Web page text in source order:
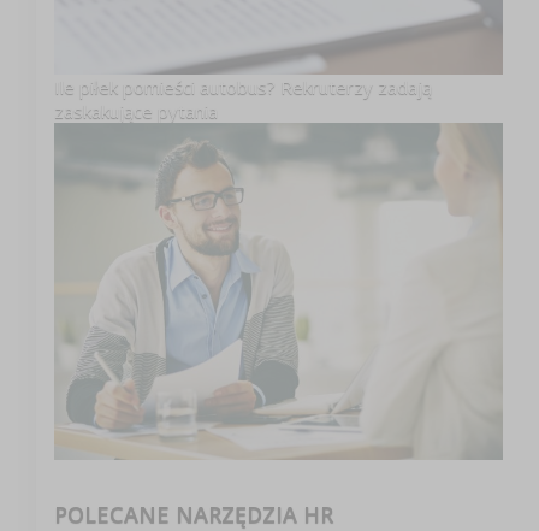
Ile piłek pomieści autobus? Rekruterzy zadają
zaskakujące pytania
POLECANE NARZĘDZIA HR